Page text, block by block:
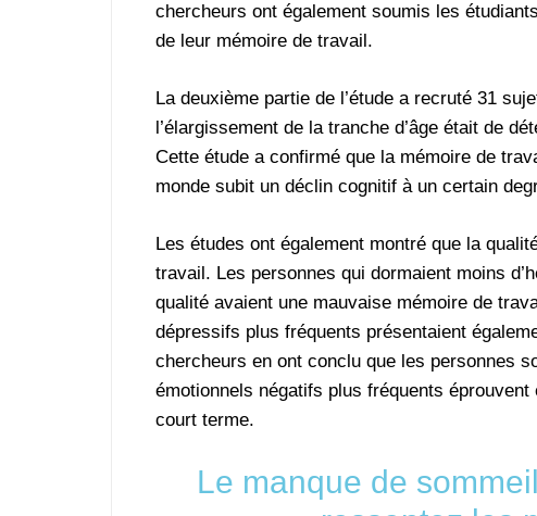
chercheurs ont également soumis les
de leur mémoire de travail.
La deuxième partie de l’étude a recruté 31
l’élargissement de la tranche d’âge était de
Cette étude a confirmé que la mémoire de
monde subit un déclin cognitif à un certain
Les études ont également montré que la
travail. Les personnes qui dormaient moins
qualité avaient une mauvaise mémoire de
dépressifs plus fréquents présentaient
chercheurs en ont conclu que les personnes
émotionnels négatifs plus fréquents
court terme.
Le manque de